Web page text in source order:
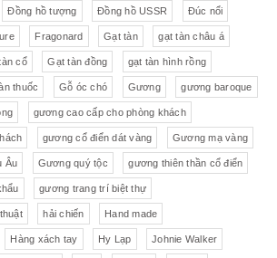
Đồng hồ tượng Đồng hồ USSR Đúc nổi
Fragonard Gạt tàn gạt tàn châu á
cổ Gạt tàn đồng gạt tàn hình rồng
thuốc Gỗ óc chó Gương gương baroque
gương cao cấp cho phòng khách
gương cổ điển dát vàng Gương mạ vàng
Âu Gương quý tộc gương thiên thần cổ điển
gương trang trí biệt thự
hải chiến Hand made
Hàng xách tay Hy Lạp Johnie Walker